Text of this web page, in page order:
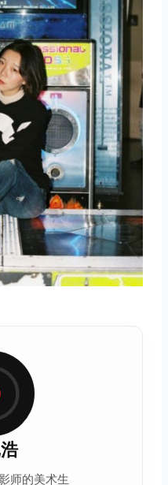
师的美术生